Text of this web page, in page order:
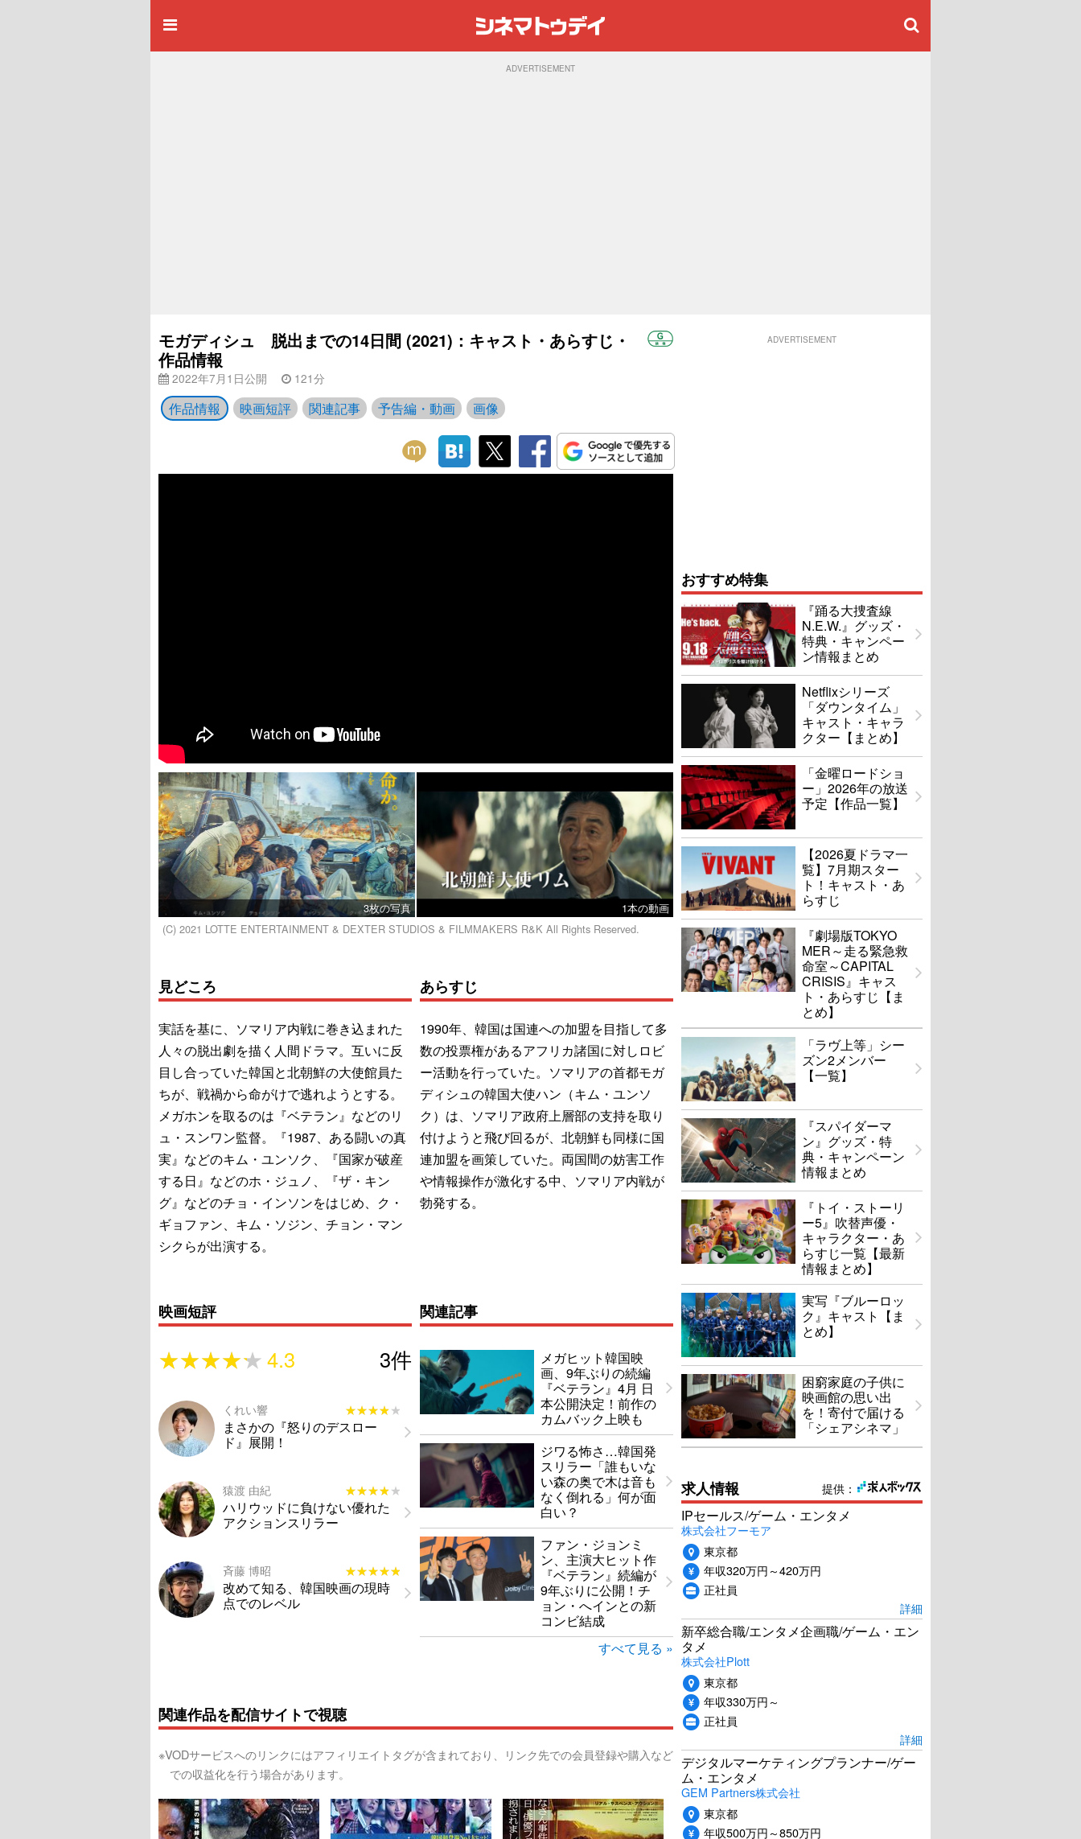
ADVERTISEMENT
モガディシュ 脱出までの14日間 (2021)：キャスト・あらすじ・
作品情報
2022年7月1日公開 121分
作品情報 映画短評 関連記事 予告編・動画 画像
3枚の写真
1本の動画
(C) 2021 LOTTE ENTERTAINMENT & DEXTER STUDIOS & FILMMAKERS R&K All Rights Reserved.
見どころ
実話を基に、ソマリア内戦に巻き込まれた
人々の脱出劇を描く人間ドラマ。互いに反
目し合っていた韓国と北朝鮮の大使館員た
ちが、戦禍から命がけで逃れようとする。
メガホンを取るのは『ベテラン』などのリ
ュ・スンワン監督。『1987、ある闘いの真
実』などのキム・ユンソク、『国家が破産
する日』などのホ・ジュノ、『ザ・キン
グ』などのチョ・インソンをはじめ、ク・
ギョファン、キム・ソジン、チョン・マン
シクらが出演する。
あらすじ
1990年、韓国は国連への加盟を目指して多
数の投票権があるアフリカ諸国に対しロビ
ー活動を行っていた。ソマリアの首都モガ
ディシュの韓国大使ハン（キム・ユンソ
ク）は、ソマリア政府上層部の支持を取り
付けようと飛び回るが、北朝鮮も同様に国
連加盟を画策していた。両国間の妨害工作
や情報操作が激化する中、ソマリア内戦が
勃発する。
映画短評
★★★★★
★★★★★4.3 3件
くれい響 ★★★★★
★★★★★
まさかの『怒りのデスロー
ド』展開！
猿渡 由紀 ★★★★★
★★★★★
ハリウッドに負けない優れた
アクションスリラー
斉藤 博昭 ★★★★★
★★★★★
改めて知る、韓国映画の現時
点でのレベル
関連記事
メガヒット韓国映
画、9年ぶりの続編
『ベテラン』4月 日
本公開決定！前作の
カムバック上映も
ジワる怖さ…韓国発
スリラー「誰もいな
い森の奥で木は音も
なく倒れる」何が面
白い？
ファン・ジョンミ
ン、主演大ヒット作
『ベテラン』続編が
9年ぶりに公開！チ
ョン・へインとの新
コンビ結成
すべて見る »
関連作品を配信サイトで視聴
※VODサービスへのリンクにはアフィリエイトタグが含まれており、リンク先での会員登録や購入など
での収益化を行う場合があります。
ADVERTISEMENT
おすすめ特集
『踊る大捜査線
N.E.W.』グッズ・
特典・キャンペー
ン情報まとめ
Netflixシリーズ
「ダウンタイム」
キャスト・キャラ
クター【まとめ】
「金曜ロードショ
ー」2026年の放送
予定【作品一覧】
【2026夏ドラマ一
覧】7月期スター
ト！キャスト・あ
らすじ
『劇場版TOKYO
MER～走る緊急救
命室～CAPITAL
CRISIS』キャス
ト・あらすじ【ま
とめ】
「ラヴ上等」シー
ズン2メンバー
【一覧】
『スパイダーマ
ン』グッズ・特
典・キャンペーン
情報まとめ
『トイ・ストーリ
ー5』吹替声優・
キャラクター・あ
らすじ一覧【最新
情報まとめ】
実写『ブルーロッ
ク』キャスト【ま
とめ】
困窮家庭の子供に
映画館の思い出
を！寄付で届ける
「シェアシネマ」
提供：
求人情報
IPセールス/ゲーム・エンタメ
株式会社フーモア
東京都
年収320万円～420万円
正社員
詳細
新卒総合職/エンタメ企画職/ゲーム・エン
タメ
株式会社Plott
東京都
年収330万円～
正社員
詳細
デジタルマーケティングプランナー/ゲー
ム・エンタメ
GEM Partners株式会社
東京都
年収500万円～850万円